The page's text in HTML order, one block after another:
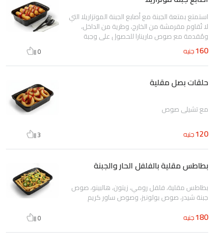
استمتع بمتعة الجبنة مع أصابع الجبنة الموتزاريلا التي
لا تُقاوم مقرمشة من الخارج، وطرية من الداخل،
ومُقدمة مع صوص مارينارا للحصول على وجبة
مثالية مقرمشة
160جنيه 0
حلقات بصل مقلية
مع تشيلي صوص
120جنيه 3
بطاطس مقلية بالفلفل الحار والجبنة
بطاطس مقلية، فلفل رومي، زيتون، هالبينو، صوص
جبنة شيدر، صوص بولونيز، وصوص ساور كريم
180جنيه 0